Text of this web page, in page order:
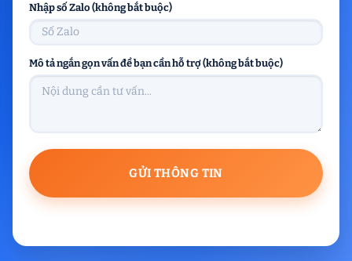
Nhập số Zalo (không bắt buộc)
Mô tả ngắn gọn vấn đề bạn cần hỗ trợ (không bắt buộc)